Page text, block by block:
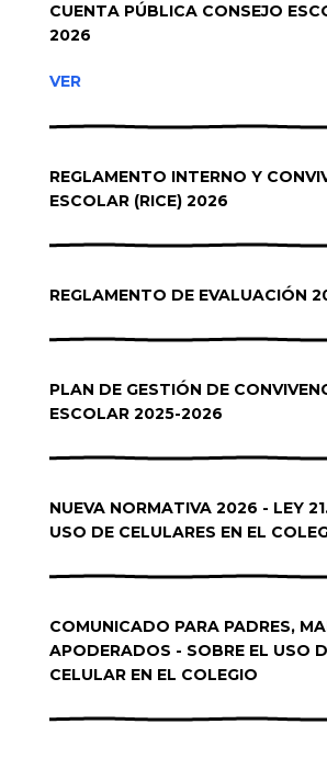
CUENTA PÚBLICA CONSEJO
2026
VER
REGLAMENTO INTERNO Y
ESCOLAR (RICE) 2026
REGLAMENTO DE EVALUACIÓN
PLAN DE GESTIÓN DE
ESCOLAR 2025-2026
NUEVA NORMATIVA 2026 - LEY
USO DE CELULARES EN EL
COMUNICADO PARA PADRES,
APODERADOS - SOBRE EL USO
CELULAR EN EL COLEGIO